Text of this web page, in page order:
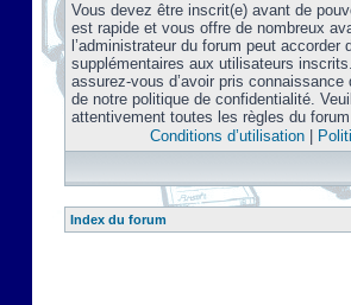
Vous devez être inscrit(e) avant de
est rapide et vous offre de nombreux
l’administrateur du forum peut accorder
supplémentaires aux utilisateurs
assurez-vous d’avoir pris
de notre politique de confidentialité.
attentivement toutes les règles du
Conditions d’utilisation|
Index du forum